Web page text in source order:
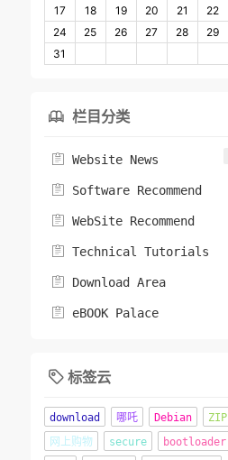
17
18 19 20 21 22
24
25 26 27 28 29
31
 栏目分类
 Website News
 Software Recommend
 WebSite Recommend
 Technical Tutorials
 Download Area
 eBOOK Palace
 标签云
download 哪吒 Debian
ZIP
网上购物
secure
bootloader